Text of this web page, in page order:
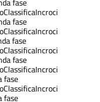
ClassificaIncroci
fase
ClassificaIncroci
fase
ClassificaIncroci
fase
ClassificaIncroci
fase
ClassificaIncroci
fase